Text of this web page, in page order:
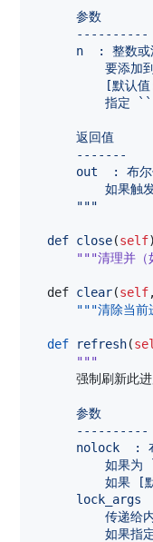
      参数
      ----------
n  : 整数或
要添加
[默认值
指定
      返回值
      -------
out  : 布
如果触
      """
def close(self
"""清理并（
def clear(self
"""清除当前
def refresh(
"""
强制刷新此进
      参数
      ----------
nolock  :
如果为
如果 [
lock_args
传递给
如果指